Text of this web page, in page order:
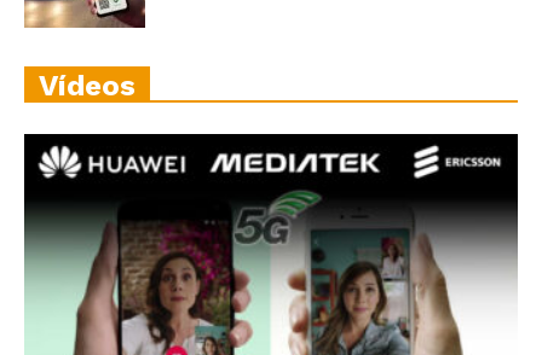
Vídeos